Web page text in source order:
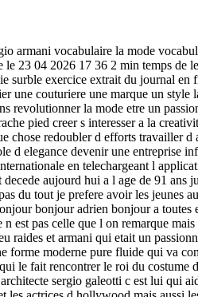
armani vocabulaire la mode
23 04 2026 17 36 2 min temps de
surble exercice extrait du journal
une couturiere une marque un
revolutionner la mode etre un
pied creer s interesser a la
chose redoubler d efforts travailler
d elegance devenir une
en telechargeant l
aujourd hui a l age de 91
du tout je prefere avoir les
bonjour adrien bonjour a
est pas celle que l on remarque
raides et armani qui etait un
forme moderne pure fluide qui va
le fait rencontrer le roi du
sergio galeotti c est lui qui